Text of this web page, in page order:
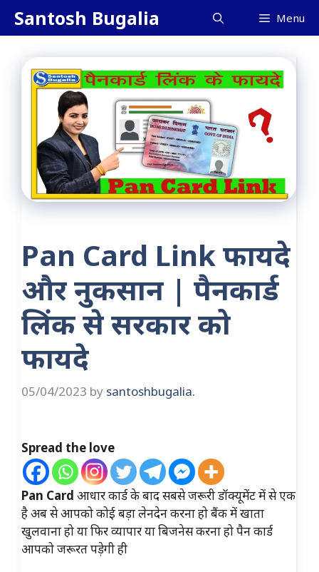
SkipSantosh Bugalia Menu
Pan Card Link फायदे
और नुकसान | पैनकार्ड
लिंक से सरकार को
फायदे
05/04/2023 by santoshbugalia.
Spread the love
Pan Card आधार कार्ड के बाद सबसे जरूरी डॉक्यूमेंट में से एक
है अब से आपको कोई बड़ा लेनदेन करना हो बैंक में खाता
खुलवाना हो या फिर व्यापार या बिजनेस करना हो पैन कार्ड
आपको जरूरत पड़ेगी ही